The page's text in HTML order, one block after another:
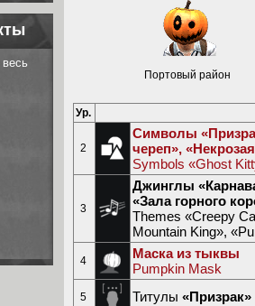
весь
Портовый район
Ур.
2
Символы
череп»,
Symbols «Ghost
3
Джинглы
«Зала горного
Themes «Creepy
Mountain King»,
4
Маска из тыквы
Pumpkin Mask
5 Титулы